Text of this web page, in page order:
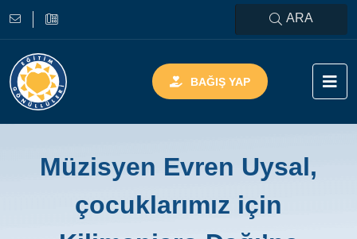
ARA
BAĞIŞ YAP
Müzisyen Evren Uysal,
çocuklarımız için